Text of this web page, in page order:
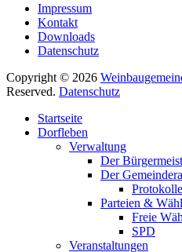
Impressum
Kontakt
Downloads
Datenschutz
Copyright © 2026
Reserved. Datenschutz
oben
scrollen
Startseite
Dorfleben
Verwaltung
Der
Der
Parteien &
Freie
SPD
Veranstaltungen